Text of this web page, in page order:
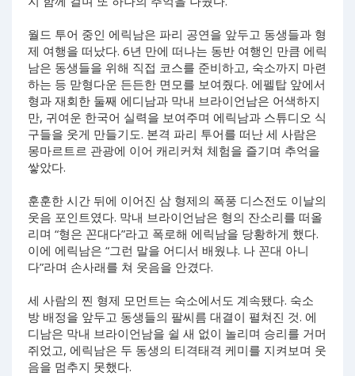
월드 투어 중인 에릭남은 파리 공연을 앞두고 동생들과 형
제 여행을 떠났다. 6년 만에 떠나는 동반 여행인 만큼 에릭
남은 동생들을 위해 직접 코스를 준비하고, 숙소까지 마련
하는 등 맏형다운 든든한 면모를 보여줬다. 에펠탑 앞에서
형과 재회한 둘째 에디남과 막내 브라이언남은 어색하지
만, 귀여운 한국어 실력을 보여주며 에릭남과 스튜디오 식
구들을 웃게 만들기도. 본격 파리 투어를 떠난 세 사람은
몽마르트르 관광에 이어 캐리커쳐 체험을 즐기며 추억을
쌓았다.
훈훈한 시간 뒤에 이어진 삼 형제의 폭풍 디스전도 이날의
웃음 포인트였다. 막내 브라이언남은 형의 잔소리를 떠올
리며 “형은 꼰대다”라고 폭로해 에릭남을 당황하게 했다.
이에 에릭남은 “그런 말을 어디서 배웠냐. 나 꼰대 아니
다”라며 손사래를 쳐 웃음을 안겼다.
세 사람의 찐 형제 모먼트는 숙소에서도 계속됐다. 숙소
방 배정을 앞두고 동생들의 팔씨름 대결이 펼쳐진 것. 에
디남은 막내 브라이언남을 쉴 새 없이 놀리며 승리를 거머
쥐었고, 에릭남은 두 동생의 티격태격 케미를 지켜보며 웃
음을 멈추지 못했다.